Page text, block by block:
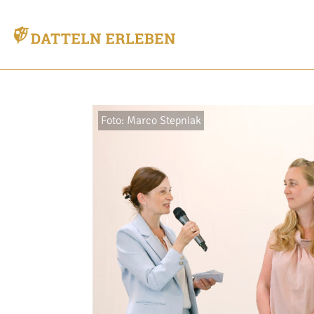
Foto: Marco Stepniak